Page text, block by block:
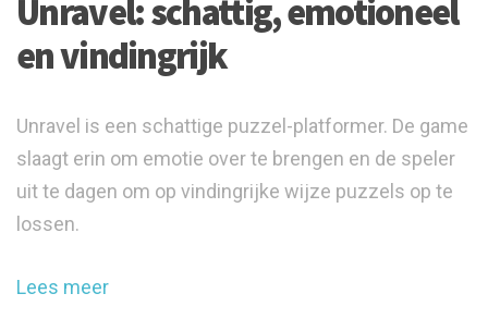
Unravel: schattig, emotioneel
en vindingrijk
Unravel is een schattige puzzel-platformer. De game
slaagt erin om emotie over te brengen en de speler
uit te dagen om op vindingrijke wijze puzzels op te
lossen.
Lees meer